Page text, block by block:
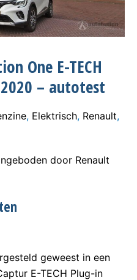
One E-TECH
– autotest
, Elektrisch, Renault,
door Renault
geweest in een
E-TECH Plug-in